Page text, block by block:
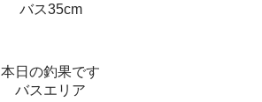
バス35cm
本日の釣果です
バスエリア